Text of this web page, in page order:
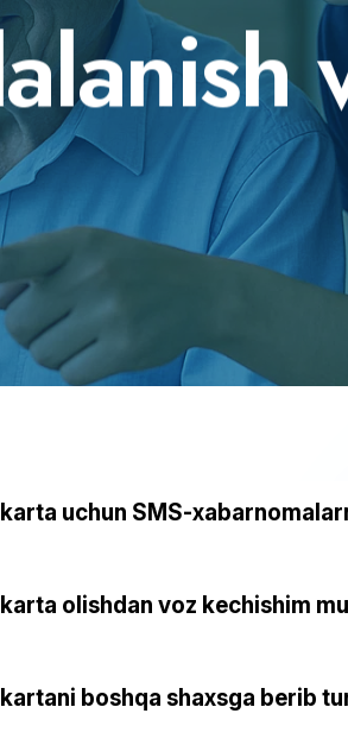
alanish
uchun SMS-
olishdan voz kechishim
boshqa shaxsga berib